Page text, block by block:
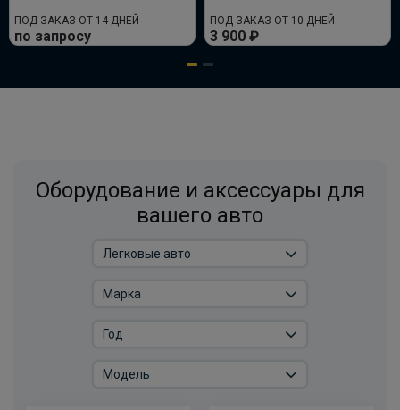
ПОД ЗАКАЗ ОТ 14 ДНЕЙ
по запросу
ПОД ЗАКАЗ ОТ 10 ДНЕЙ
3 900 ₽
Оборудование и аксессуары для
вашего авто